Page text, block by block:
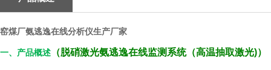
窑煤厂氨逃逸在线分析仪生产厂家
一、产品概述 （脱硝激光氨逃逸在线监测系统（高温抽取激光)）